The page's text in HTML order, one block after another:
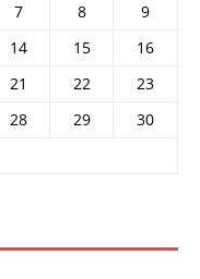
7 8
9
14 15
16
21 22
23
28 29
30